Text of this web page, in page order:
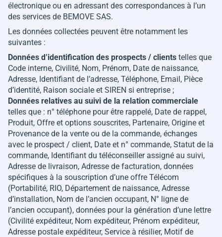
électronique ou en adressant des correspondances à l’un
des services de BEMOVE SAS.
Les données collectées peuvent être notamment les
suivantes :
Données d’identification des prospects / clients telles que
Code interne, Civilité, Nom, Prénom, Date de naissance,
Adresse, Identifiant de l’adresse, Téléphone, Email, Pièce
d’identité, Raison sociale et SIREN si entreprise ;
Données relatives au suivi de la relation commerciale
telles que : n° téléphone pour être rappelé, Date de rappel,
Produit, Offre et options souscrites, Partenaire, Origine et
Provenance de la vente ou de la commande, échanges
avec le prospect / client, Date et n° commande, Statut de la
commande, Identifiant du téléconseiller assigné au suivi,
Adresse de livraison, Adresse de facturation, données
spécifiques à la souscription d’une offre Télécom
(Portabilité, RIO, Département de naissance, Adresse
d’installation, Nom de l’ancien occupant, N° ligne de
l’ancien occupant), données pour la génération d’une lettre
(Civilité expéditeur, Nom expéditeur, Prénom expéditeur,
Adresse postale expéditeur, Service à résilier, Motif de